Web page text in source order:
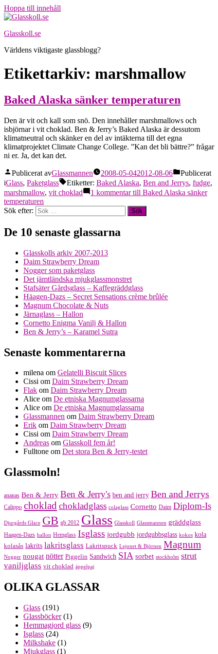
Hoppa till innehåll
Glasskoll.se
Världens viktigaste glassblogg?
Etikettarkiv: marshmallow
Baked Alaska sänker temperaturen
Den är vit och kall som snö. Den innehåller marshmallows och
isbjörnar i vit choklad. Ben & Jerry’s Baked Alaska är dessutom
klimatneutral och skänker en del av intäkterna till det egna
klimatprojektet Climate Change College. ”Kan det bli bättre?” frågar
ni er. Ja, det kan det.
Publicerat avGlassmannen 2008-05-042012-08-06
Publicerat
iGlass, Paketglass Etiketter: Baked Alaska, Ben and Jerrys, fudge,
marshmallow, vit choklad 1 kommentartill Baked Alaska sänker
temperaturen
Sök efter:
De 10 senaste glassarna
Glasskolls arkiv 2007-2013
Daim Strawberry Dream
Nogger som paketglass
Det jämtländska mjukglassmonstret
Stafsäter Gårdsglass – Kaffegräddglass
Häagen-Dazs – Secret Sensations crème brûlée
Magnum Chocolate & Nuts
Järnaglass – Hallon
Cornetto Enigma Vanilj & Hallon
Ben & Jerry’s – Karamel Sutra
Senaste kommentarerna
milena om Gelatelli Biscuit Slices
Cissi om Daim Strawberry Dream
Flak om Daim Strawberry Dream
Alice om De etniska Magnumglassarna
Alice om De etniska Magnumglassarna
Glassmannen om Daim Strawberry Dream
Erik om Daim Strawberry Dream
Cissi om Daim Strawberry Dream
Andreas om Glasskoll fem år!
Fulltone om Det stora Ben & Jerry-testet
Glassmoln!
ananas Ben & Jerry Ben & Jerry's ben and jerry Ben and Jerrys
Calippo choklad chokladglass colaglass Cornetto Daim Diplom-Is
Djurgårds Glace GB gb 2012 Glass Glasskoll Glassmannen gräddglass
Haagen-Dazs hallon Hemglass Isglass jordgubb jordgubbsglass kokos kola
kolasås lakrits lakritsglass Lakritspuck Lejonet & Björnen Magnum
Nogger nougat nötter Piggelin Sandwich SIA sorbet stockholm strut
vaniljglass vit choklad äppelpaj
OLIKA GLASSAR
Glass (191)
Glassböcker(1)
Hemmagjord glass (9)
Isglass (24)
Milkshake (1)
Mjukglass (1)